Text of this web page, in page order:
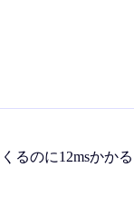
るのに12msかか